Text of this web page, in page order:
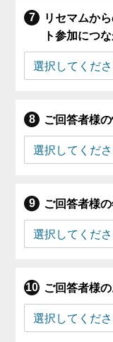
リセマムか
ト参加につ
ご回答者様
ご回答者様
ご回答者様